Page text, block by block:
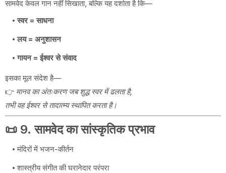
सामवेद केवल गान नहीं सिखाता, बल्कि यह दर्शाता है कि—
स्वर = साधना
लय = अनुशासन
गायन = ईश्वर से संवाद
इसका मूल संदेश है—
👉 मानव का अंतःकरण जब शुद्ध स्वर में ढलता है,
तभी वह ईश्वर से तादात्म्य स्थापित करता है।
📜 9. सामवेद का सांस्कृतिक प्रभाव
मंदिरों में भजन-कीर्तन
शास्त्रीय संगीत की घरानेदार परंपरा